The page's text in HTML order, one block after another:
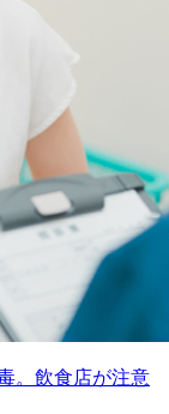
。飲食店が注意